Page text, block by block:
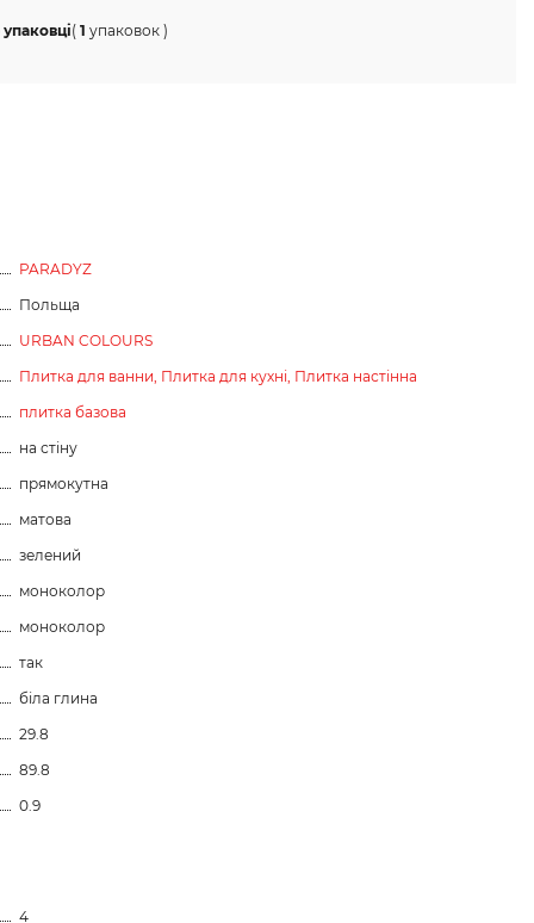
( 1 упаковок )
PARADYZ
Польща
URBAN COLOURS
Плитка для ванни, Плитка для кухні, Плитка настінна
плитка базова
на стіну
прямокутна
матова
зелений
моноколор
моноколор
так
біла глина
29.8
89.8
0.9
4